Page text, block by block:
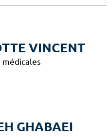
VINCENT
GHABAEI